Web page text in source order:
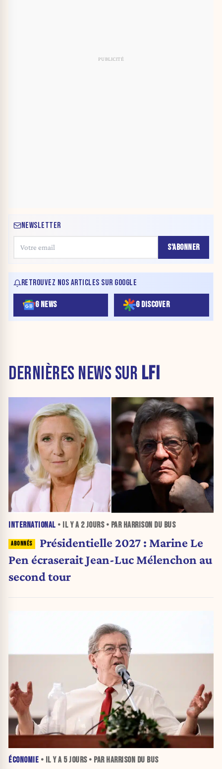
NEWSLETTER
S'ABONNER
RETROUVEZ NOS ARTICLES SUR GOOGLE
G NEWS G DISCOVER
DERNIÈRES NEWS SUR LFI
INTERNATIONAL • IL Y A 2 JOURS• PAR HARRISON DU BUS
Présidentielle 2027 : Marine Le
Pen écraserait Jean-Luc Mélenchon au
second tour
ÉCONOMIE • IL Y A 5 JOURS• PAR HARRISON DU BUS